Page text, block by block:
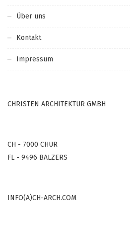
Über uns
Kontakt
Impressum
CHRISTEN ARCHITEKTUR GMBH
CH - 7000 CHUR
FL - 9496 BALZERS
INFO(A)CH-ARCH.COM